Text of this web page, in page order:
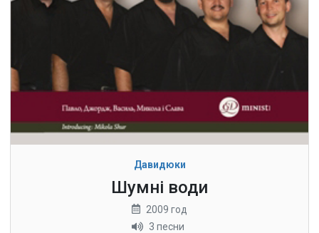
Давидюки
Шумні води
2009 год
3 песни